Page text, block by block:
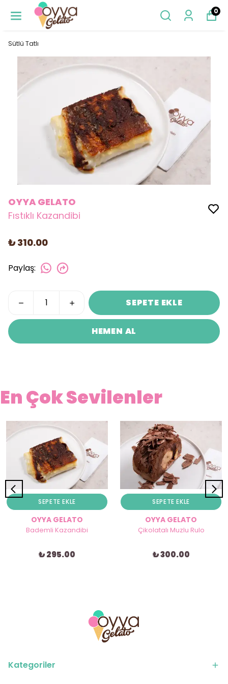
0
Sütlü Tatlı
OYYA GELATO
Fıstıklı Kazandibi
₺ 310.00
Paylaş:
SEPETE EKLE
HEMEN AL
En Çok Sevilenler
SEPETE EKLE
OYYA GELATO
Bademli Kazandibi
₺ 295.00
SEPETE EKLE
OYYA GELATO
Çikolatalı Muzlu Rulo
₺ 300.00
Kategoriler